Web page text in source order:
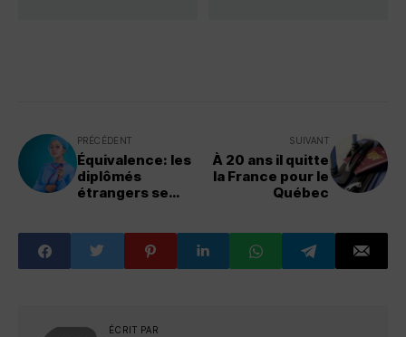
PRÉCÉDENT
Équivalence: les
diplômés
étrangers se
SUIVANT
À 20 ans il quitte
la France pour le
Québec
ÉCRIT PAR